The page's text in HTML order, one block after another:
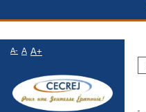
A- A A+